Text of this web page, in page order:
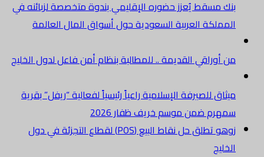
بنك مسقط يُعزز حضوره الإقليمي بندوة متخصصة لزبائنه في
المملكة العربية السعودية حول أسواق المال العالمة
من أوراقي القديمة .. للمطالبة بنظام أمن فاعل لدول الخليج
ميثاق للصيرفة الإسلامية راعياً رئيسياً لفعالية “ريفل” بقرية
سمهرم ضمن موسم خريف ظفار 2026
زوهو تطلق حل نقاط البيع (POS) لقطاع التجزئة في دول
الخليج